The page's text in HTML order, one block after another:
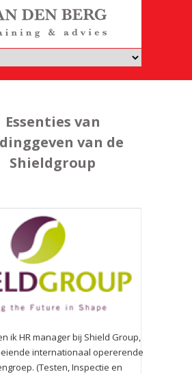
Essenties van
van de
Shieldgroup
ik HR manager bij Shield Group,
internationaal opererende
(Testen, Inspectie en